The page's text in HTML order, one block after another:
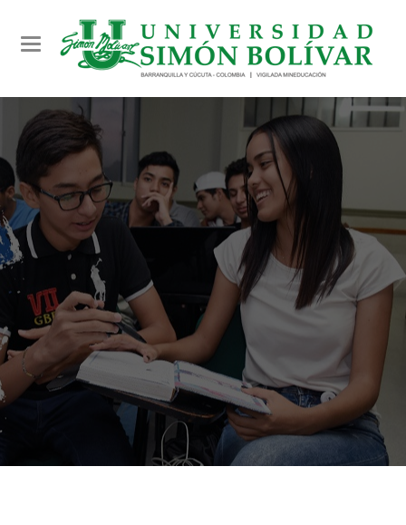
Toggle navigation